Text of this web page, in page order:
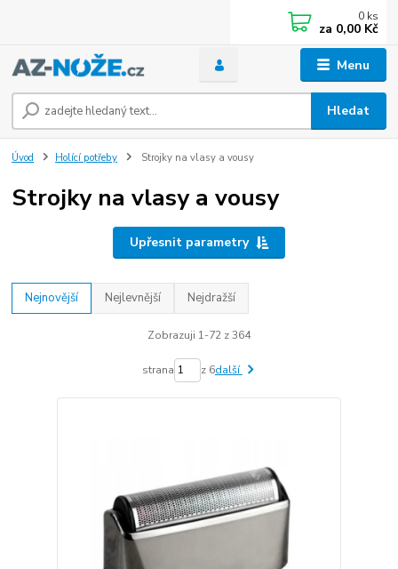
Menu
Hledat
0 ks
za 0,00 Kč
Úvod Holící potřeby Strojky na vlasy a vousy
Strojky na vlasy a vousy
Upřesnit parametry
Nejnovější Nejlevnější Nejdražší
Zobrazuji 1-72 z 364
strana z 6další